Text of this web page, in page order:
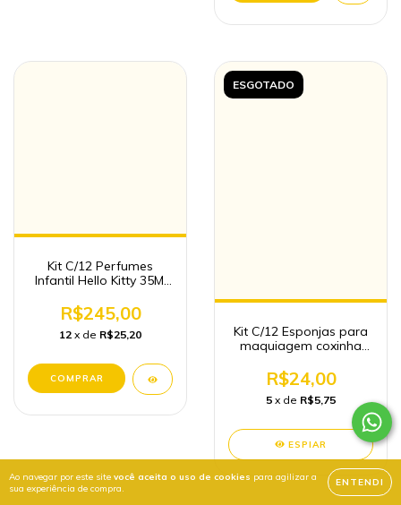
Ao navegar por este site você aceita o uso de cookies para agilizar a
sua experiência de compra.
ENTENDI
Kit C/12 Perfumes
Infantil Hello Kitty 35Ml
R$245,00
12 x de R$25,20
ESGOTADO
Kit C/12 Esponjas para
maquiagem coxinha
R$24,00
5 x de R$5,75
ESPIAR